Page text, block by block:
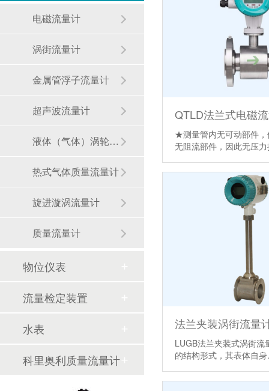
QTLD法兰式电磁
★测量管内无可动部件
无阻流部件，因此无压
法兰夹装涡街流量
LUGB法兰夹装式涡街流
的结构形式，其表体自
电磁流量计
涡街流量计
金属管浮子流量计
超声波流量计
液体（气体）涡轮流量计
热式气体质量流量计
旋进漩涡流量计
质量流量计
物位仪表
流量检定装置
水表
科里奥利质量流量计